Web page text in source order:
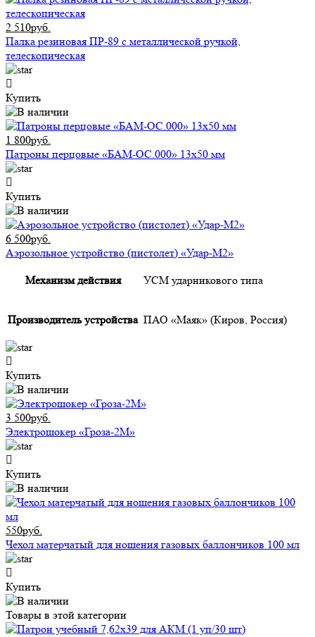
2 510руб.
Палка резиновая ПР-89 с металлической ручкой,
телескопическая
Купить
1 800руб.
Патроны перцовые «БАМ-ОС.000» 13х50 мм
Купить
6 500руб.
Аэрозольное устройство (пистолет) «Удар-М2»
Механизм действия УСМ ударникового типа
Производитель устройства ПАО «Маяк» (Киров, Россия)
Купить
3 500руб.
Электрошокер «Гроза-2М»
Купить
550руб.
Чехол матерчатый для ношения газовых баллончиков 100 мл
Купить
Товары в этой категории